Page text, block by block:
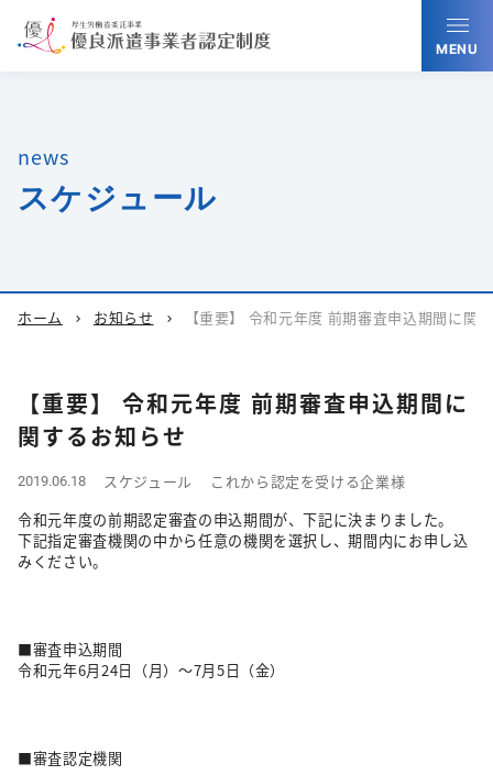
MENU
news
スケジュール
ホーム chevron_right お知らせ chevron_right 【重要】 令和元年度 前期審査申込期間に関
【重要】 令和元年度 前期審査申込期間に
関するお知らせ
2019.06.18 スケジュール
これから認定を受ける企業様
令和元年度の前期認定審査の申込期間が、下記に決まりました。
下記指定審査機関の中から任意の機関を選択し、期間内にお申し込
みください。
■審査申込期間
令和元年6月24日（月）～7月5日（金）
■審査認定機関